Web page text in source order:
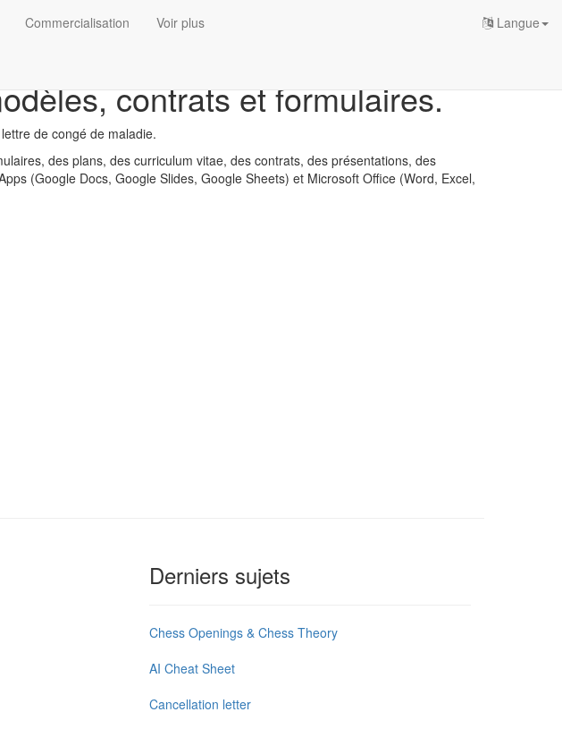
Commercialisation Voir plus Langue
contrats et formulaires.
de congé de maladie.
des plans, des curriculum vitae, des contrats, des présentations, des
(Google Docs, Google Slides, Google Sheets) et Microsoft Office (Word, Excel,
Derniers sujets
Chess Openings & Chess Theory
AI Cheat Sheet
Cancellation letter